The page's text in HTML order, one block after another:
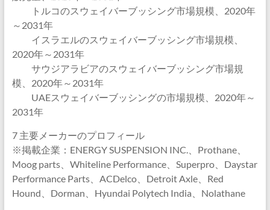
トルコのスウェイバーブッシング市場規模、2020年
～2031年
イスラエルのスウェイバーブッシング市場規模、
2020年～2031年
サウジアラビアのスウェイバーブッシング市場規
模、2020年～2031年
UAEスウェイバーブッシングの市場規模、2020年～
2031年
7 主要メーカーのプロフィール
※掲載企業：ENERGY SUSPENSION INC.、Prothane、
Moog parts、Whiteline Performance、Superpro、Daystar
Performance Parts、ACDelco、Detroit Axle、Red
Hound、Dorman、Hyundai Polytech India、Nolathane